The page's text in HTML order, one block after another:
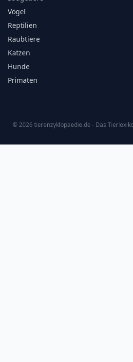
Vögel
Reptilien
Raubtiere
Katzen
Hunde
Primaten
©2026 tierenzyklopaedie.de - Das